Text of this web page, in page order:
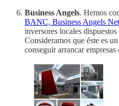
Business Angels. Hemos
BANC, Business Angels
inversores locales
Consideramos que éste es
conseguir arrancar